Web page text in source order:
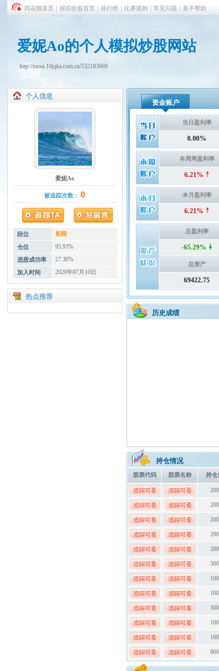
同花顺首页 模拟炒股首页 排行榜 比赛规则 常见问题 新手帮助
爱妮Ao的个人模拟炒股网站
http://moni.10jqka.com.cn/532183669
个人信息
爱妮Ao
被追踪次数： 0
段位
初段
仓位
95.93%
选股成功率
27.30%
加入时间
2020年07月10日
热点推荐
资金账户
当日盈利率
0.00%
本周周盈利率
6.21%
本月盈利率
6.21%
总盈利率
-65.29%
总资产
69422.75
历史成绩
持仓情况
股票代码 股票名称 持仓
200
200
200
200
200
300
100
100
300
100
100
800